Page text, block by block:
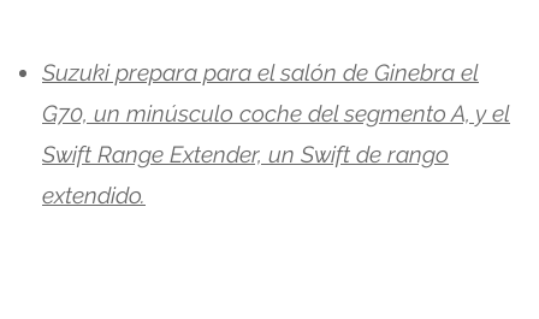
Suzuki prepara para el salón de Ginebra el
G70, un minúsculo coche del segmento A, y el
Swift Range Extender, un Swift de rango
extendido.